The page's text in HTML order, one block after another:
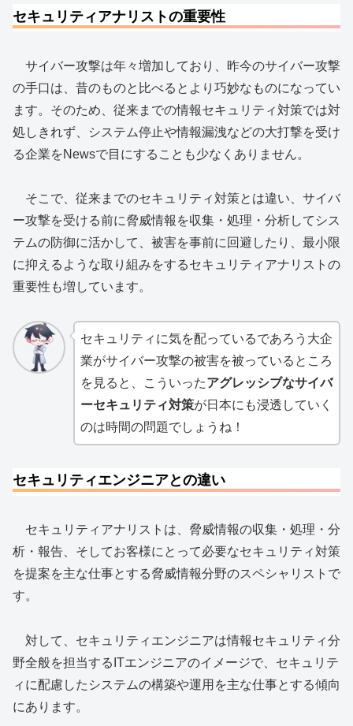
セキュリティアナリストの重要性
サイバー攻撃は年々増加しており、昨今のサイバー攻撃
の手口は、昔のものと比べるとより巧妙なものになってい
ます。そのため、従来までの情報セキュリティ対策では対
処しきれず、システム停止や情報漏洩などの大打撃を受け
る企業をNewsで目にすることも少なくありません。
そこで、従来までのセキュリティ対策とは違い、サイバ
ー攻撃を受ける前に脅威情報を収集・処理・分析してシス
テムの防御に活かして、被害を事前に回避したり、最小限
に抑えるような取り組みをするセキュリティアナリストの
重要性も増しています。
セキュリティに気を配っているであろう大企
業がサイバー攻撃の被害を被っているところ
を見ると、こういったアグレッシブなサイバ
ーセキュリティ対策が日本にも浸透していく
のは時間の問題でしょうね！
セキュリティエンジニアとの違い
セキュリティアナリストは、脅威情報の収集・処理・分
析・報告、そしてお客様にとって必要なセキュリティ対策
を提案を主な仕事とする脅威情報分野のスペシャリストで
す。
対して、セキュリティエンジニアは情報セキュリティ分
野全般を担当するITエンジニアのイメージで、セキュリテ
ィに配慮したシステムの構築や運用を主な仕事とする傾向
にあります。